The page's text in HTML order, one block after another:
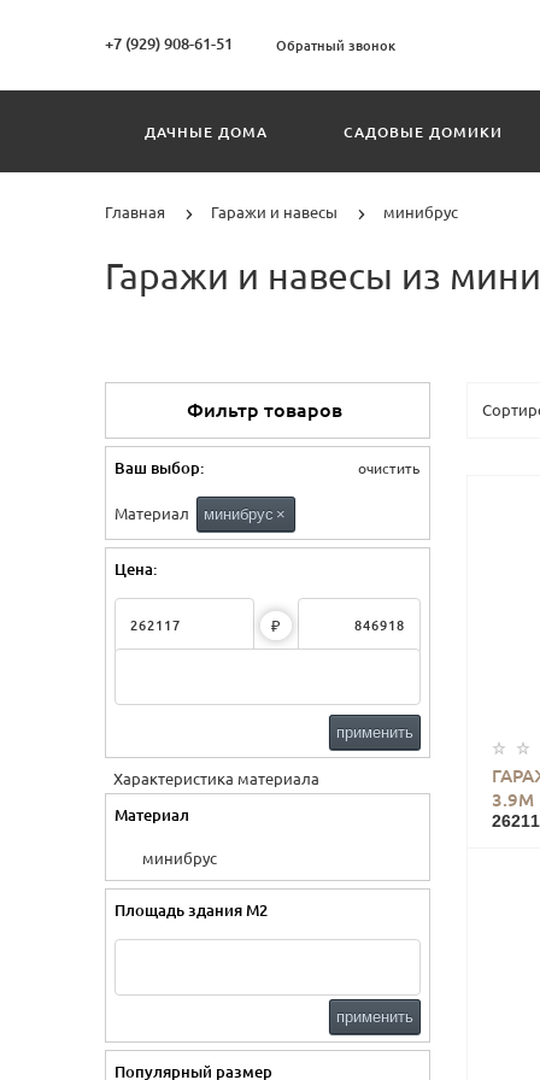
+7 (929) 908-61-51 Обратный звонок
ДАЧНЫЕ ДОМА САДОВЫЕ ДОМИКИ
Главная Гаражи и навесы минибрус
Гаражи и навесы из
Фильтр товаров
Ваш выбор: очистить
Материал минибрус ×
Цена:
₽
применить
Характеристика материала
Материал
минибрус
Площадь здания М2
применить
Популярный размер
3.9М